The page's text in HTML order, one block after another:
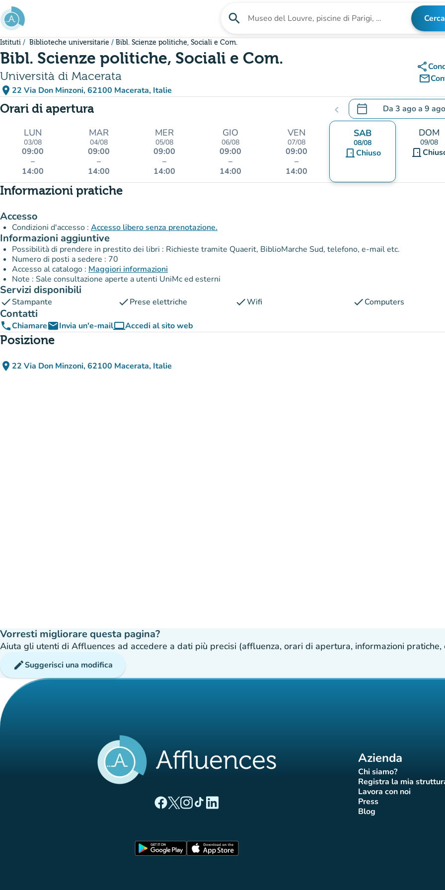
Vai al contenuto principale
search Cerca una struttura Cerca
Istituti Biblioteche universitarie Bibl. Scienze politiche, Sociali e Com.
Bibl. Scienze politiche, Sociali e Com.
Università di Macerata
place 22 Via Don Minzoni, 62100 Macerata, Italie
(apri in Google Maps)
(nuova scheda)
share
mail_outline
Orari di apertura chevron_left calendar_today Da 3 agoa 9 ago
.Aprire il calendario per
LUN
03/08
09:00
–
14:00
MAR
04/08
09:00
–
14:00
MER
05/08
09:00
–
14:00
GIO
06/08
09:00
–
14:00
VEN
07/08
09:00
–
14:00
SAB
08/08
door_frontChiuso
DOM
09/08
door_front
Informazioni pratiche
Accesso
Condizioni d'accesso : Accesso libero senza prenotazione.
Informazioni aggiuntive
Possibilità di prendere in prestito dei libri : Richieste tramite Quaerit, BiblioMarche Sud, telefono, e-mail etc.
Numero di posti a sedere : 70
Accesso al catalogo : Maggiori informazioni
Note : Sale consultazione aperte a utenti UniMc ed esterni
Servizi disponibili
checkStampante checkPrese elettriche checkWifi checkComputers
Contatti
phoneChiamareemailInvia un'e-mailcomputerAccedi al sito web
(nuova scheda)
Posizione
place 22 Via Don Minzoni, 62100 Macerata, Italie
(apri in Google Maps)
(nuova scheda)
Vorresti migliorare questa pagina?
Aiuta gli utenti di Affluences ad accedere a dati più precisi (affluenza, orari di apertura, informazioni pratiche,
editSuggerisci una modifica
(nuova scheda)
(nuova scheda)
(nuova scheda)
(nuova scheda)
(nuova scheda)
Azienda
Chi siamo?(nuova scheda)
Registra la mia(nuova
Lavora con noi
(nuova scheda)
Press(nuova scheda)
Blog(nuova scheda)